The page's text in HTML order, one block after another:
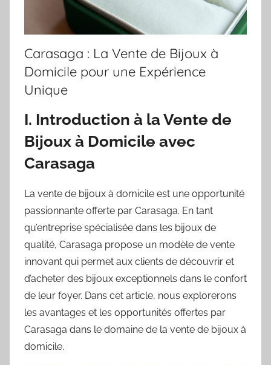
Carasaga : La Vente de Bijoux à
Domicile pour une Expérience
Unique
I. Introduction à la Vente de
Bijoux à Domicile avec
Carasaga
La vente de bijoux à domicile est une opportunité
passionnante offerte par Carasaga. En tant
qu’entreprise spécialisée dans les bijoux de
qualité, Carasaga propose un modèle de vente
innovant qui permet aux clients de découvrir et
d’acheter des bijoux exceptionnels dans le confort
de leur foyer. Dans cet article, nous explorerons
les avantages et les opportunités offertes par
Carasaga dans le domaine de la vente de bijoux à
domicile.